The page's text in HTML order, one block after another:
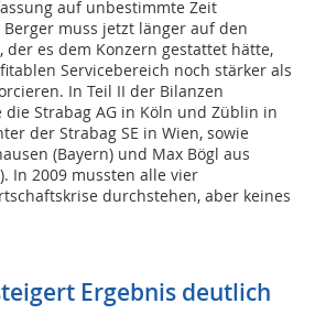
auf unbestimmte Zeit
muss jetzt länger auf den
der es dem Konzern gestattet hätte,
Servicebereich noch stärker als
In Teil II der Bilanzen
Strabag AG in Köln und Züblin in
der Strabag SE in Wien, sowie
(Bayern) und Max Bögl aus
In 2009 mussten alle vier
durchstehen, aber keines
Ergebnis deutlich